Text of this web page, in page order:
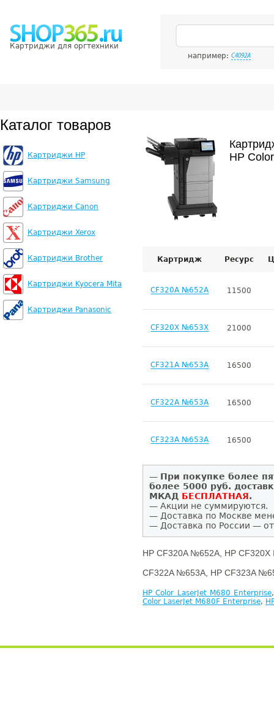
Картриджи для оргтехники
например: C4092A
Каталог товаров
Картриджи HP
Картриджи Samsung
Картриджи Canon
Картриджи Xerox
Картриджи Brother
Картриджи Kyocera Mita
Картриджи Panasonic
HP
Картридж Ресурс
CF320A №652A 11500
CF320X №653X 21000
CF321A №653A 16500
CF322A №653A 16500
CF323A №653A 16500
— При покупке более
более 5000 руб.
МКАД БЕСПЛАТНАЯ.
— Акции не суммируются.
— Доставка по Москве
— Доставка по России —
HP CF320A №652A, HP
CF322A №653A, HP CF323A
HP Color LaserJet M680 Enterprise
Color LaserJet M680F Enterprise,